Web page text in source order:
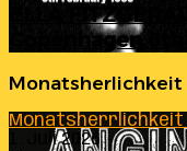
ELLA
Copenhagen
Monatsherlichkeit
Monatsherrlichkeit
1. Juli 2026